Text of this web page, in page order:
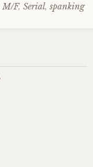
M/F, Serial, spanking